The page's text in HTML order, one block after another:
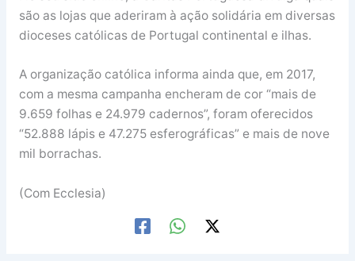
são as lojas que aderiram à ação solidária em diversas
dioceses católicas de Portugal continental e ilhas.
A organização católica informa ainda que, em 2017,
com a mesma campanha encheram de cor “mais de
9.659 folhas e 24.979 cadernos”, foram oferecidos
“52.888 lápis e 47.275 esferográficas” e mais de nove
mil borrachas.
(Com Ecclesia)